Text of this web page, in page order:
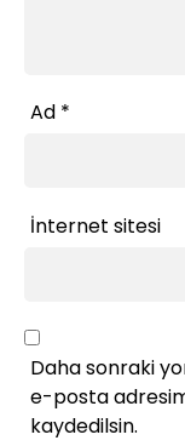
Ad *
İnternet sitesi
Daha sonraki
e-posta
kaydedilsin.